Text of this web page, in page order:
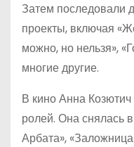
Затем последовали
проекты, включая
можно, но нельзя»,
многие другие.
В кино Анна
ролей. Она снялась
Арбата»,